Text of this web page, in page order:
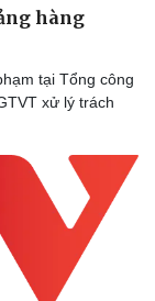
hàng
tại Tổng công
xử lý trách